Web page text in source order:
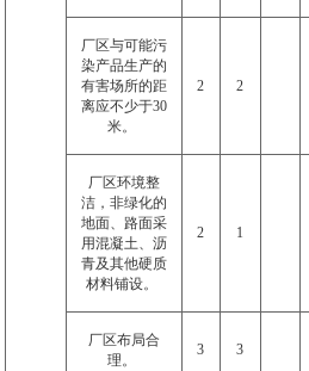
厂区与可能污
染产品生产的
有害场所的距
离应不少于30
米。
2 2
厂区环境整
洁，非绿化的
地面、路面采
用混凝土、沥
青及其他硬质
材料铺设。
2 1
厂区布局合
理。
3 3